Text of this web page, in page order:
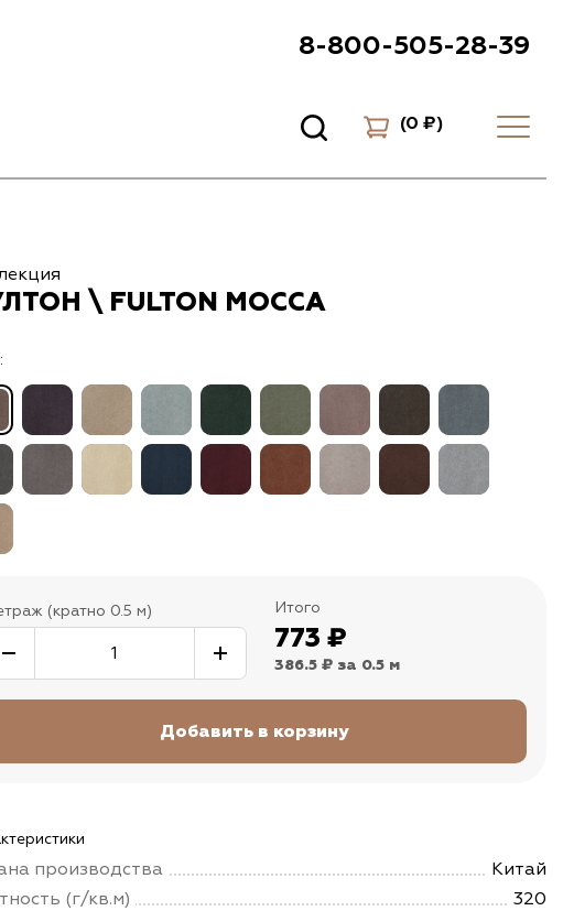
8-800-505-28-39
(0 ₽)
\ FULTON MOCCA
(кратно 0.5 м) Итого
773 ₽
386.5 ₽ за 0.5 м
производства
Китай
(г/кв.м)
320